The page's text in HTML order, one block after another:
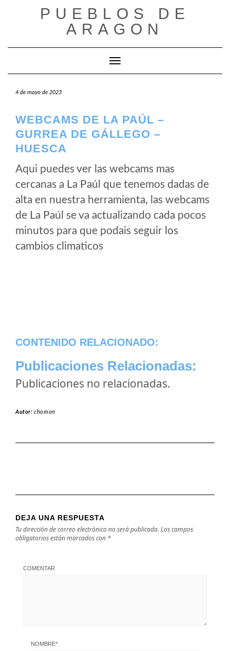
PUEBLOS DE
ARAGON
Cambiar modo de navegación
4 de mayo de 2023
WEBCAMS DE LA PAÚL –
GURREA DE GÁLLEGO –
HUESCA
Aqui puedes ver las webcams mas
cercanas a La Paúl que tenemos dadas de
alta en nuestra herramienta, las webcams
de La Paúl se va actualizando cada pocos
minutos para que podais seguir los
cambios climaticos
CONTENIDO RELACIONADO:
Publicaciones Relacionadas:
Publicaciones no relacionadas.
Autor:chomon
DEJA UNA RESPUESTA
Tu dirección de correo electrónico no será publicada. Los campos
obligatorios están marcados con *
COMENTAR
NOMBRE*